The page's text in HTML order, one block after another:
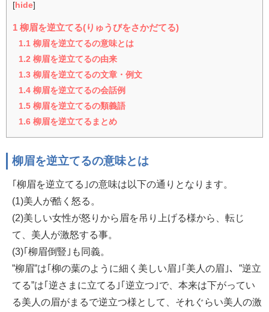
[ hide]
1 柳眉を逆立てる(りゅうびをさかだてる)
1.1 柳眉を逆立てるの意味とは
1.2 柳眉を逆立てるの由来
1.3 柳眉を逆立てるの文章・例文
1.4 柳眉を逆立てるの会話例
1.5 柳眉を逆立てるの類義語
1.6 柳眉を逆立てるまとめ
柳眉を逆立てるの意味とは
｢柳眉を逆立てる｣の意味は以下の通りとなります。
(1)美人が酷く怒る。
(2)美しい女性が怒りから眉を吊り上げる様から、転じ
て、美人が激怒する事。
(3)｢柳眉倒豎｣も同義。
”柳眉”は｢柳の葉のように細く美しい眉｣｢美人の眉｣、”逆立
てる”は｢逆さまに立てる｣｢逆立つ｣で、本来は下がってい
る美人の眉がまるで逆立つ様として、それぐらい美人の激